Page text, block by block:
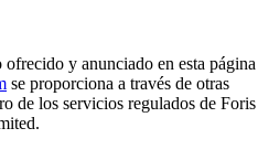
y anunciado en esta página
se proporciona a través de otras
de los servicios regulados de Foris